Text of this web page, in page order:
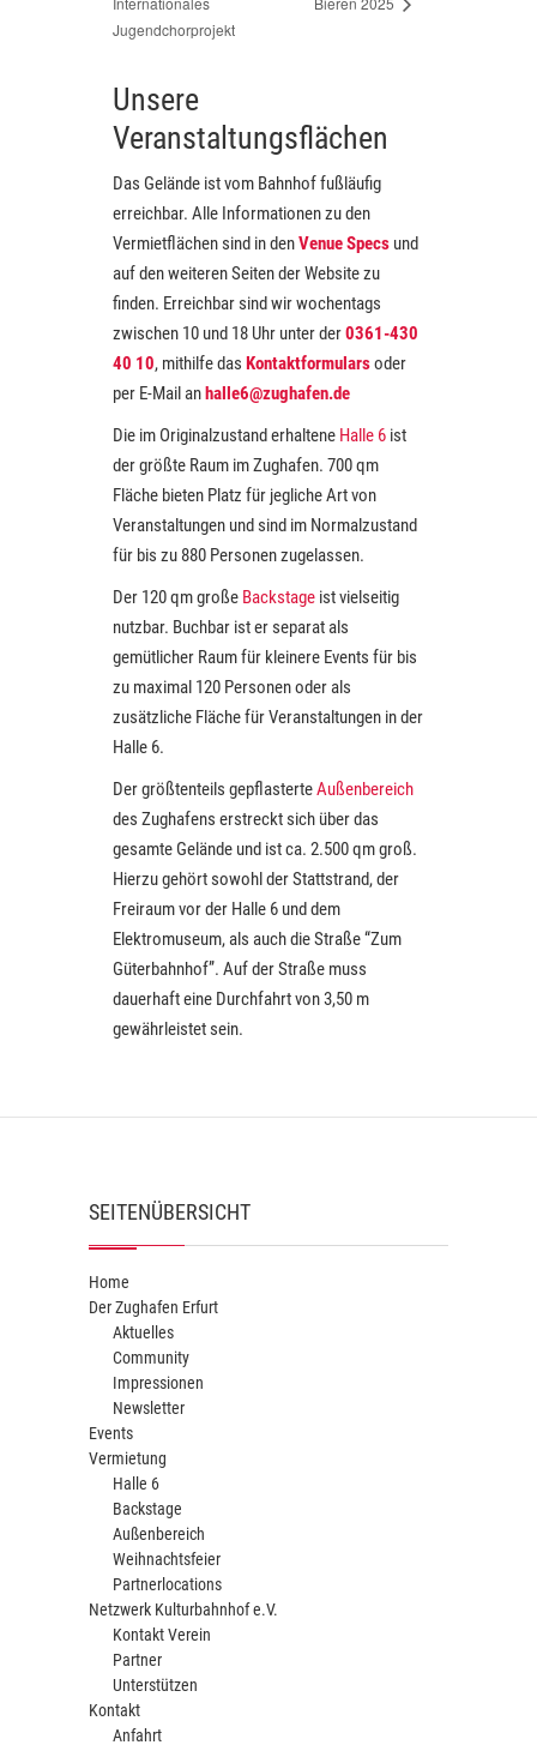
Jugendchorprojekt
Unsere
Veranstaltungsflächen
Das Gelände ist vom Bahnhof fußläufig
erreichbar. Alle Informationen zu den
Vermietflächen sind in denVenue Specs und
auf den weiteren Seiten der Website zu
finden. Erreichbar sind wir wochentags
zwischen 10 und 18 Uhr unter der0361-430
40 10, mithilfe das Kontaktformularsoder
per E-Mail anhalle6@zughafen.de
Die im Originalzustand erhaltene Halle 6 ist
der größte Raum im Zughafen. 700 qm
Fläche bieten Platz für jegliche Art von
Veranstaltungen und sind im Normalzustand
für bis zu 880 Personen zugelassen.
Der 120 qm große Backstage ist vielseitig
nutzbar. Buchbar ist er separat als
gemütlicher Raum für kleinere Events für bis
zu maximal 120 Personen oder als
zusätzliche Fläche für Veranstaltungen in der
Halle 6.
Der größtenteils gepflasterteAußenbereich
des Zughafens erstreckt sich über das
gesamte Gelände und ist ca. 2.500 qm groß.
Hierzu gehört sowohl der Stattstrand, der
Freiraum vor der Halle 6 und dem
Elektromuseum, als auch die Straße “Zum
Güterbahnhof”. Auf der Straße muss
dauerhaft eine Durchfahrt von 3,50 m
gewährleistet sein.
SEITENÜBERSICHT
Home
Der Zughafen Erfurt
Aktuelles
Community
Impressionen
Newsletter
Events
Vermietung
Halle 6
Backstage
Außenbereich
Weihnachtsfeier
Partnerlocations
Netzwerk Kulturbahnhof e.V.
Kontakt Verein
Partner
Unterstützen
Kontakt
Anfahrt